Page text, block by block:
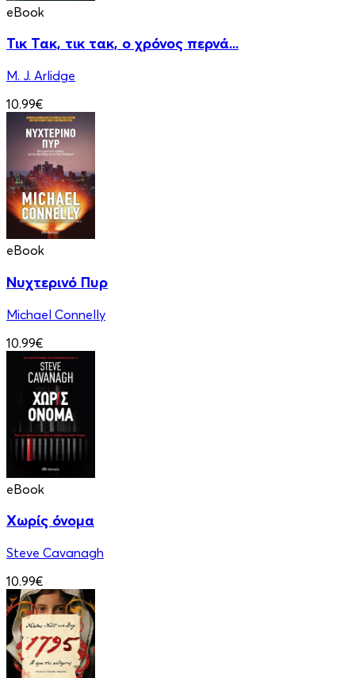
eBook
Τικ Τακ, τικ τακ, ο χρόνος περνά...
M. J. Arlidge
10.99€
eBook
Νυχτερινό Πυρ
Michael Connelly
10.99€
eBook
Χωρίς όνομα
Steve Cavanagh
10.99€